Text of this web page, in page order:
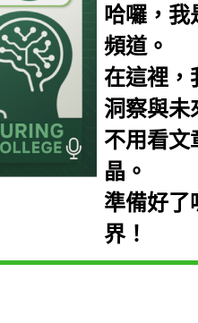
哈囉，我
頻道。
在這裡，
洞察與未
不用看文
晶。
準備好了
界！